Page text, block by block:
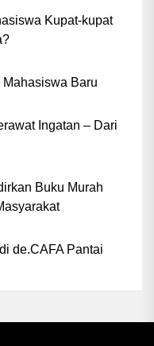
Kupat-kupat
Baru
Ingatan – Dari
Buku Murah
de.CAFA Pantai